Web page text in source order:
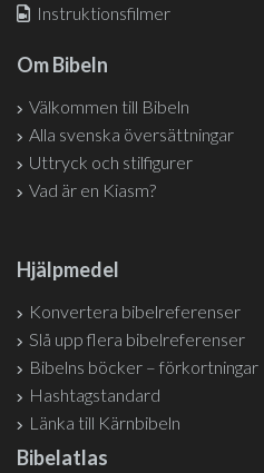
Instruktionsfilmer
Om Bibeln
Välkommen till Bibeln
Alla svenska översättningar
Uttryck och stilfigurer
Vad är en Kiasm?
Hjälpmedel
Konvertera bibelreferenser
Slå upp flera bibelreferenser
Bibelns böcker – förkortningar
Hashtagstandard
Länka till Kärnbibeln
Bibelatlas